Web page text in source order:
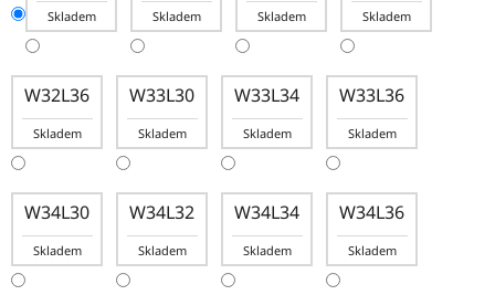
Skladem Skladem Skladem Skladem
W32L36
Skladem
W33L30
Skladem
W33L34
Skladem
W33L36
Skladem
W34L30
Skladem
W34L32
Skladem
W34L34
Skladem
W34L36
Skladem